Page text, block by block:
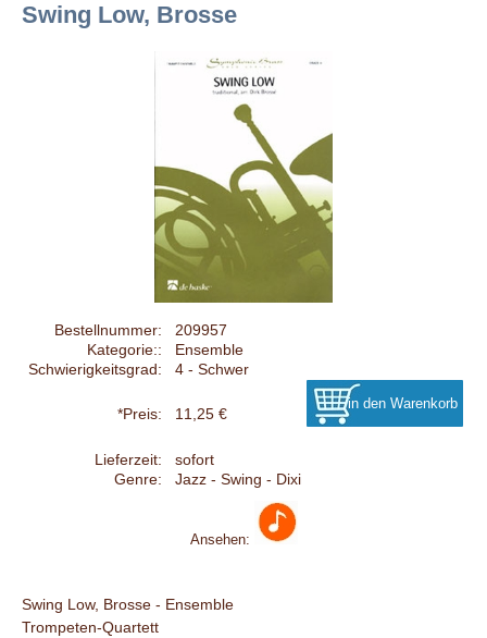
Swing Low, Brosse
Bestellnummer:
209957
Kategorie::
Ensemble
Schwierigkeitsgrad:
4 - Schwer
*Preis: 11,25 €
Lieferzeit:
sofort
Genre:
Jazz - Swing - Dixi
Ansehen:
Swing Low, Brosse - Ensemble
Trompeten-Quartett